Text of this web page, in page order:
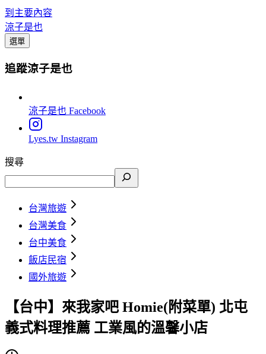
到主要內容
涼子是也
選單
追蹤涼子是也
涼子是也 Facebook
Lyes.tw Instagram
搜尋
台灣旅遊
台灣美食
台中美食
飯店民宿
國外旅遊
【台中】來我家吧 Homie(附菜單) 北屯
義式料理推薦 工業風的溫馨小店